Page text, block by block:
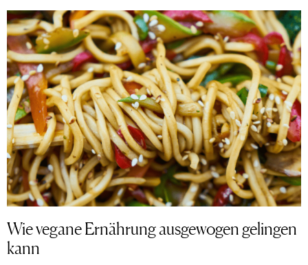
Wie vegane Ernährung ausgewogen gelingen
kann